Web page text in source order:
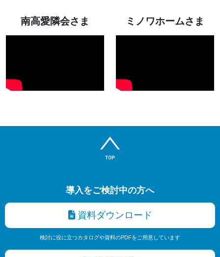
南高愛隣会さま ミノワホームさま
導入をご検討中の方へ
資料ダウンロード
検討に役に立つカタログや資料のPDFをご用意しています